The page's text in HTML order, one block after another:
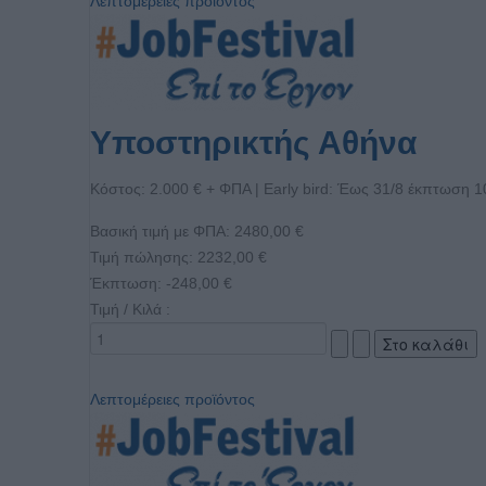
Υποστηρικτής Αθήνα
Κόστος: 2.000 € + ΦΠΑ | Early bird: Έως 31/8 έκπτωση
Βασική τιμή με ΦΠΑ: 2480,00 €
Τιμή πώλησης: 2232,00 €
Έκπτωση: -248,00 €
Τιμή / Κιλά :
Λεπτομέρειες προϊόντος